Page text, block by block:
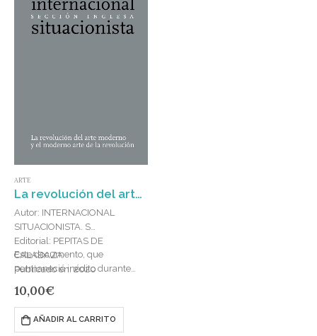
ARTE
La revolución del arte moderno y el moderno arte de la revolución
Autor: INTERNACIONAL
SITUACIONISTA. S
Editorial: PEPITAS DE
CALABAZA
Publicado en: 2020
Este documento, que
permaneció inédito durante
debido a la expulsión de sus
autores de la…
10,00€
AÑADIR AL CARRITO